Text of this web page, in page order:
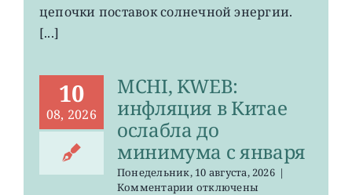
цепочки поставок солнечной энергии.
[...]
10
08, 2026
MCHI, KWEB:
инфляция в Китае
ослабла до
минимума с января
Понедельник, 10 августа, 2026 |
Комментариикотключены